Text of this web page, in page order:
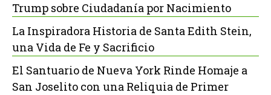
Trump sobre Ciudadanía por Nacimiento
La Inspiradora Historia de Santa Edith Stein,
una Vida de Fe y Sacrificio
El Santuario de Nueva York Rinde Homaje a
San Joselito con una Reliquia de Primer